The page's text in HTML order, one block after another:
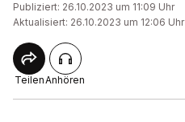
Publiziert: 26.10.2023 um 11:09 Uhr
Aktualisiert: 26.10.2023 um 12:06 Uhr
TeilenAnhören